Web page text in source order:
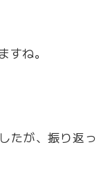
ね。
たが、振り返っ